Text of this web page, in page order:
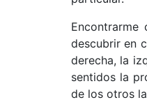
descubrir en
derecha, la
sentidos la
de los otros